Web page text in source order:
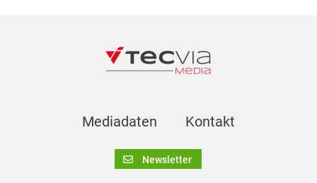
Mediadaten Kontakt
Newsletter